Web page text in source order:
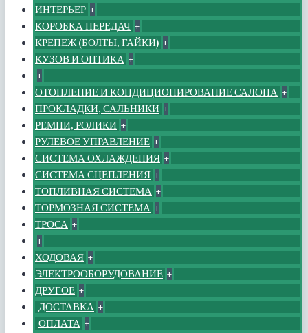
ИНТЕРЬЕР +
КОРОБКА ПЕРЕДАЧ +
КРЕПЕЖ (БОЛТЫ, ГАЙКИ) +
КУЗОВ И ОПТИКА +
+
ОТОПЛЕНИЕ И КОНДИЦИОНИРОВАНИЕ САЛОНА +
ПРОКЛАДКИ, САЛЬНИКИ +
РЕМНИ, РОЛИКИ +
РУЛЕВОЕ УПРАВЛЕНИЕ +
СИСТЕМА ОХЛАЖДЕНИЯ +
СИСТЕМА СЦЕПЛЕНИЯ +
ТОПЛИВНАЯ СИСТЕМА +
ТОРМОЗНАЯ СИСТЕМА +
ТРОСА +
+
ХОДОВАЯ +
ЭЛЕКТРООБОРУДОВАНИЕ +
ДРУГОЕ +
ДОСТАВКА +
ОПЛАТА +